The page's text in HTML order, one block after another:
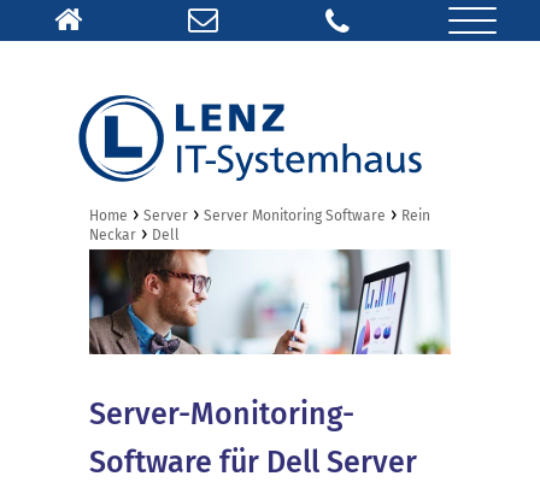
Home › Server › Server Monitoring Software › Rein
Neckar › Dell
Server-Monitoring-
Software für Dell Server